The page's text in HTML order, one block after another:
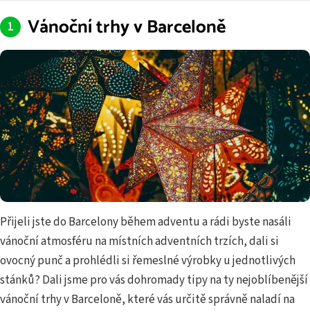
Vánoční trhy v Barceloně
Přijeli jste do Barcelony během adventu a rádi byste nasáli
vánoční atmosféru na místních adventních trzích, dali si
ovocný punč a prohlédli si řemeslné výrobky u jednotlivých
stánků? Dali jsme pro vás dohromady tipy na ty nejoblíbenější
vánoční trhy v Barceloně, které vás určitě správně naladí na